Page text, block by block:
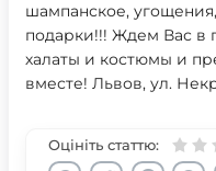
шампанское,
подарки!!! Ждем Вас в
халаты и костюмы и
вместе! Львов, ул.
Оцініть статтю: